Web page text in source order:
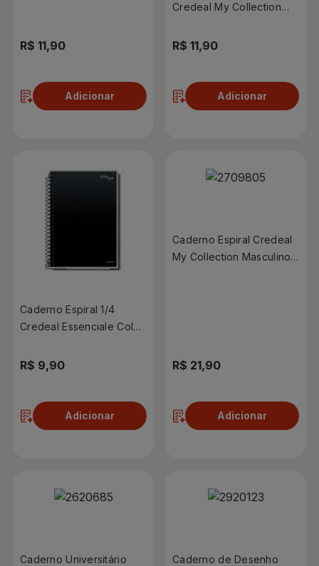
R$ 11,90
Adicionar
Credeal My Collection
e 80 Folhas
R$ 11,90
Adicionar
Caderno Espiral 1/4
Credeal Essenciale Color
R$ 9,90
Adicionar
Caderno Espiral Credeal
My Collection Masculino
R$ 21,90
Adicionar
Caderno Universitário
Caderno de Desenho